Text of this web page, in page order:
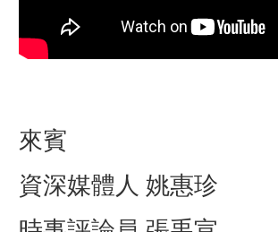
來賓
資深媒體人 姚惠珍